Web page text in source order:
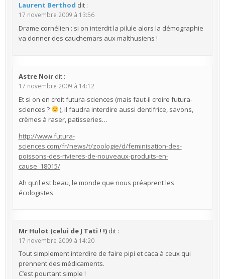
Laurent Berthod dit :
17 novembre 2009 à 13:56
Drame cornélien : si on interdit la pilule alors la démographie
va donner des cauchemars aux malthusiens !
Astre Noir dit :
17 novembre 2009 à 14:12
Et si on en croit futura-sciences (mais faut-il croire futura-
sciences ?
), il faudra interdire aussi dentifrice, savons,
crèmes à raser, patisseries…
http://www.futura-
sciences.com/fr/news/t/zoologie/d/feminisation-des-
poissons-des-rivieres-de-nouveaux-produits-en-
cause_18015/
Ah qu’il est beau, le monde que nous préaprent les
écologistes
Mr Hulot (celui de J Tati ! !) dit :
17 novembre 2009 à 14:20
Tout simplement interdire de faire pipi et caca à ceux qui
prennent des médicaments.
C’est pourtant simple !